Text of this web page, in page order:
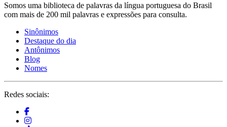
Somos uma biblioteca de palavras da língua portuguesa do Brasil
com mais de 200 mil palavras e expressões para consulta.
Sinônimos
Destaque do dia
Antônimos
Blog
Nomes
Redes sociais: